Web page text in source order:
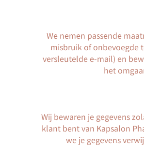
We nemen passende
misbruik of onbevoegde
versleutelde e-mail) en
het
Wij bewaren je gegevens
klant bent van Kapsalon
we je gegevens